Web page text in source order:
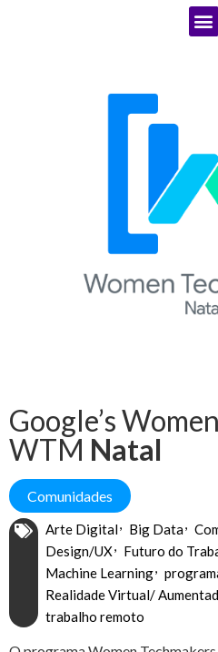
Google’s
WTM Natal
Comunidades
Arte Digital Big Data
Design/UX
Futuro do
Machine Learning
Realidade Virtual/
trabalho remoto